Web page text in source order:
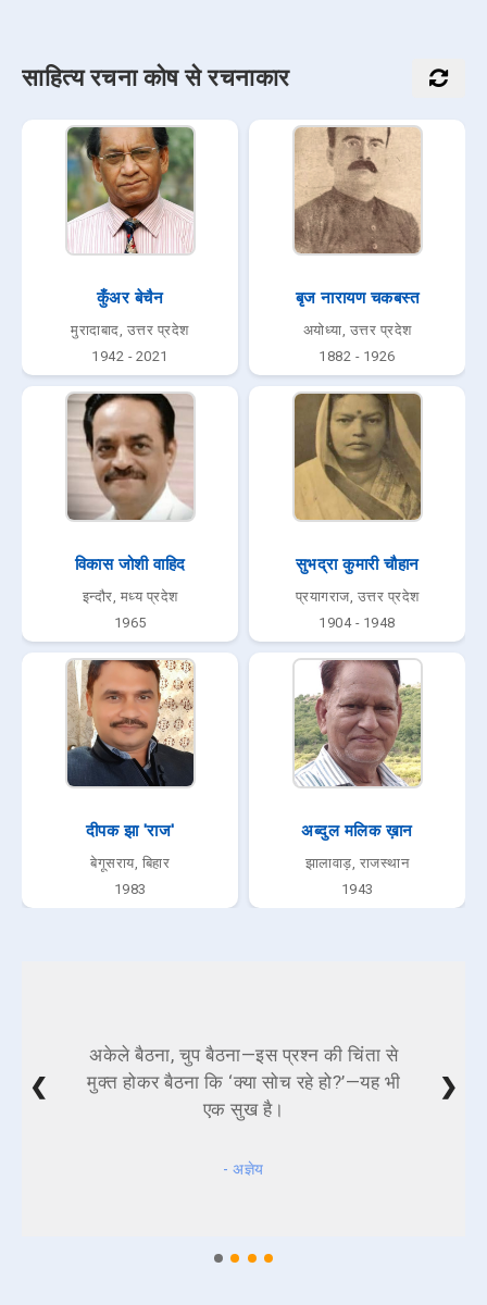
साहित्य रचना कोष से रचनाकार
कुँअर बेचैन
मुरादाबाद, उत्तर प्रदेश
1942 - 2021
बृज नारायण चकबस्त
अयोध्या, उत्तर प्रदेश
1882 - 1926
विकास जोशी वाहिद
इन्दौर, मध्य प्रदेश
1965
सुभद्रा कुमारी चौहान
प्रयागराज, उत्तर प्रदेश
1904 - 1948
दीपक झा 'राज'
बेगूसराय, बिहार
1983
अब्दुल मलिक ख़ान
झालावाड़, राजस्थान
1943
अकेले बैठना, चुप बैठना—इस प्रश्न की चिंता से
मुक्त होकर बैठना कि ‘क्या सोच रहे हो?’—यह भी
एक सुख है।
- अज्ञेय
❮ ❯